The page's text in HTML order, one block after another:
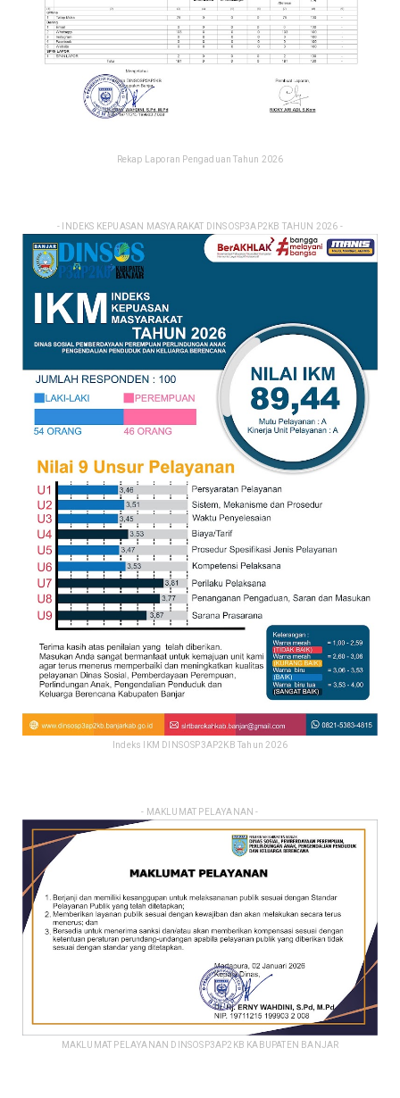
Rekap Laporan Pengaduan Tahun 2026
- INDEKS KEPUASAN MASYARAKAT DINSOSP3AP2KB TAHUN 2026 -
Indeks IKM DINSOSP3AP2KB Tahun 2026
- MAKLUMAT PELAYANAN -
MAKLUMAT PELAYANAN DINSOSP3AP2KB KABUPATEN BANJAR